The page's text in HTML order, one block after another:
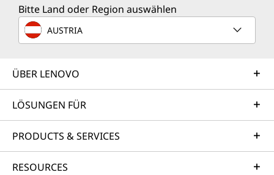
Bitte Land oder Region auswählen
AUSTRIA
ÜBER LENOVO
LÖSUNGEN FÜR
PRODUCTS & SERVICES
RESOURCES